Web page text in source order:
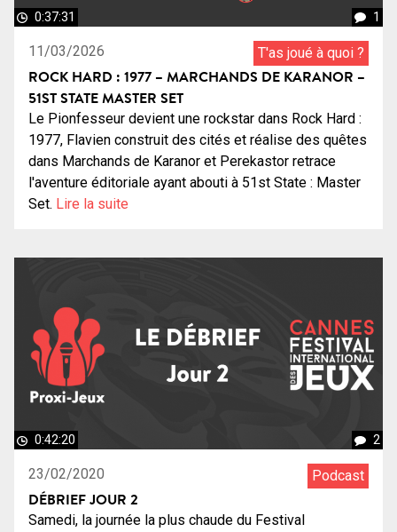
0:37:31 1
11/03/2026 T'as joué à quoi ?
ROCK HARD : 1977 – MARCHANDS DE KARANOR –
51ST STATE MASTER SET
Le Pionfesseur devient une rockstar dans Rock Hard :
1977, Flavien construit des cités et réalise des quêtes
dans Marchands de Karanor et Perekastor retrace
l'aventure éditoriale ayant abouti à 51st State : Master
Set. Lire la suite
0:42:20 2
23/02/2020 Podcast
DÉBRIEF JOUR 2
Samedi, la journée la plus chaude du Festival